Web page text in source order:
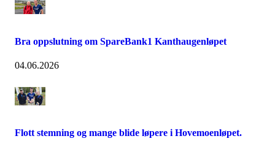
Bra oppslutning om SpareBank1 Kanthaugenløpet
04.06.2026
Flott stemning og mange blide løpere i Hovemoenløpet.